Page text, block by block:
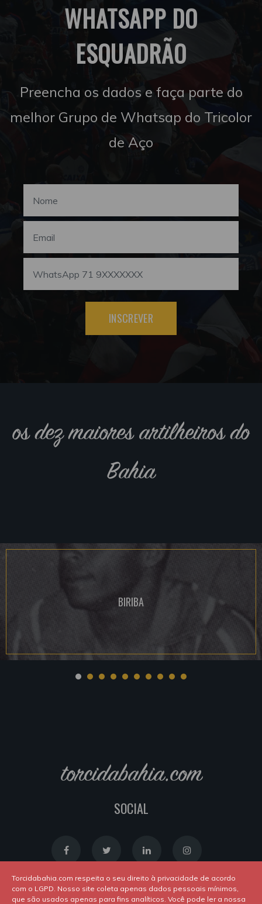
WHATSAPP DO
ESQUADRÃO
Preencha os dados e faça parte do
melhor Grupo de Whatsap do Tricolor
de Aço
INSCREVER
os dez maiores artilheiros do
Bahia
BIRIBA
torcidabahia.com
SOCIAL
Torcidabahia.com respeita o seu direito à privacidade de acordo
com o LGPD. Nosso site coleta apenas dados pessoais mínimos,
que são usados apenas para fins analíticos. Você pode ler a nossa